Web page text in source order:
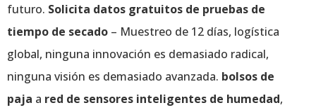
futuro. Solicita datos gratuitos de pruebas de
tiempo de secado – Muestreo de 12 días, logística
global, ninguna innovación es demasiado radical,
ninguna visión es demasiado avanzada. bolsos de
paja a red de sensores inteligentes de humedad,